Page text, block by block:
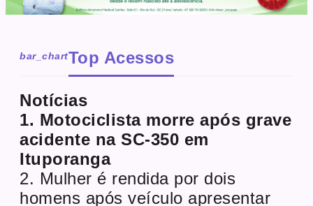
bar_chartTop Acessos
Notícias
1. Motociclista morre após grave
acidente na SC-350 em
Ituporanga
2. Mulher é rendida por dois
homens após veículo apresentar